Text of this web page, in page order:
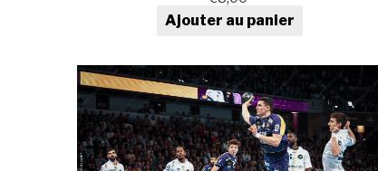
quantité de Photo de sport au
Ajouter au panier